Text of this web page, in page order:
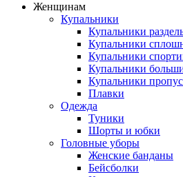
Женщинам
Купальники
Купальники
Купальники
Купальники
Купальники
Купальники
Плавки
Одежда
Туники
Шорты и юбки
Головные уборы
Женские банданы
Бейсболки